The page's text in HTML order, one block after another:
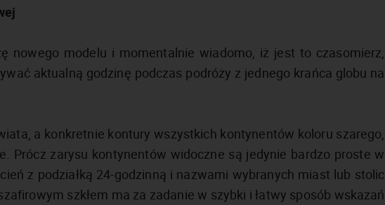
nowego modelu i momentalnie wiadomo, iż jest to czasomierz,
aktualną godzinę podczas podróży z jednego krańca globu na
a konkretnie kontury wszystkich kontynentów koloru szarego,
Prócz zarysu kontynentów widoczne są jedynie bardzo proste w
z podziałką 24-godzinną i nazwami wybranych miast lub stolic
szkłem ma za zadanie w szybki i łatwy sposób wskazań